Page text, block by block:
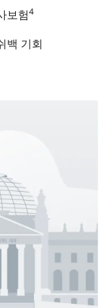
보험4
백 기회